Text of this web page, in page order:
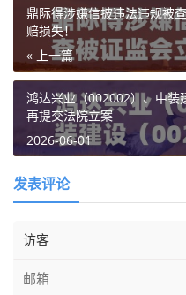
鼎际得涉嫌信披违法违规被
赔损失！
« 上一篇
鸿达兴业（002002）、中装
再提交法院立案
2026-06-01
发表评论